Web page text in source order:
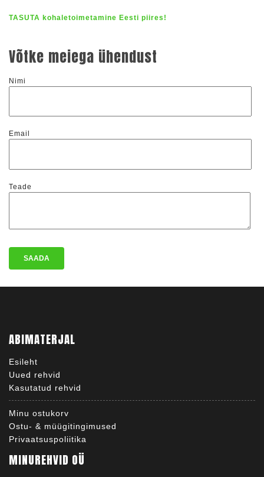
TASUTA kohaletoimetamine Eesti piires!
Võtke meiega ühendust
Nimi
Email
Teade
ABIMATERJAL
Esileht
Uued rehvid
Kasutatud rehvid
Minu ostukorv
Ostu- & müügitingimused
Privaatsuspoliitika
MINUREHVID OÜ